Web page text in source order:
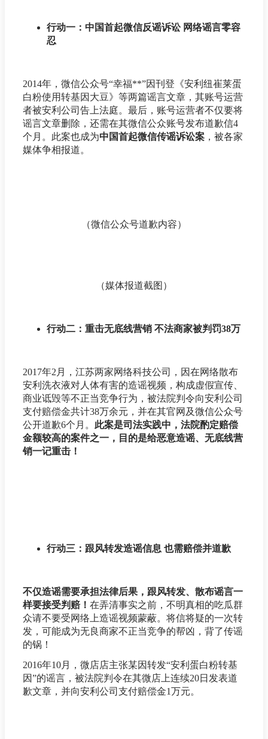
行动一：中国首起微信反谣诉讼 网络谣言零容
忍
2014年，微信公众号“幸福**”因刊登《安利纽崔莱蛋
白粉使用转基因大豆》等两篇谣言文章，其账号运营
者被安利公司告上法庭。最后，账号运营者不仅要将
谣言文章删除，还需在其微信公众账号发布道歉信4
个月。此案也成为中国首起微信传谣诉讼案 ，被各家
媒体争相报道。
（微信公众号道歉内容）
（媒体报道截图）
行动二：重击无底线营销 不法商家被判罚38万
2017年2月，江苏两家网络科技公司，因在网络散布
安利洗衣液对人体有害的造谣视频，构成虚假宣传、
商业诋毁等不正当竞争行为，被法院判令向安利公司
支付赔偿金共计38万余元，并在其官网及微信公众号
公开道歉6个月。 此案是司法实践中，法院酌定赔偿
金额较高的案件之一，目的是给恶意造谣、无底线营
销一记重击！
行动三：跟风转发造谣信息 也需赔偿并道歉
不仅造谣需要承担法律后果，跟风转发、散布谣言一
样要接受判赔！ 在弄清事实之前，不明真相的吃瓜群
众请不要受网络上造谣视频蒙蔽。将信将疑的一次转
发，可能成为无良商家不正当竞争的帮凶，背了传谣
的锅！
2016年10月，微店店主张某因转发“安利蛋白粉转基
因”的谣言，被法院判令在其微店上连续20日发表道
歉文章，并向安利公司支付赔偿金1万元。